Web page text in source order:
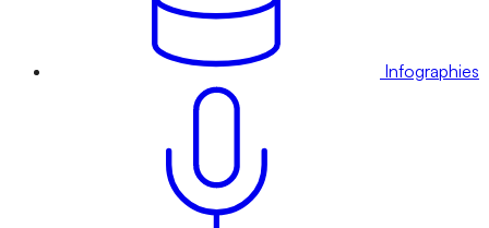
Infographies